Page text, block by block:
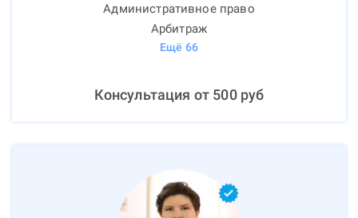
Административное право
Арбитраж
Ещё 66
Консультация от 500руб